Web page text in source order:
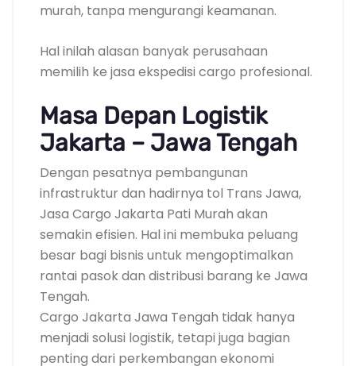
murah, tanpa mengurangi keamanan.
Hal inilah alasan banyak perusahaan
memilih ke jasa ekspedisi cargo profesional.
Masa Depan Logistik
Jakarta – Jawa Tengah
Dengan pesatnya pembangunan
infrastruktur dan hadirnya tol Trans Jawa,
Jasa Cargo Jakarta Pati Murah akan
semakin efisien. Hal ini membuka peluang
besar bagi bisnis untuk mengoptimalkan
rantai pasok dan distribusi barang ke Jawa
Tengah.
Cargo Jakarta Jawa Tengah tidak hanya
menjadi solusi logistik, tetapi juga bagian
penting dari perkembangan ekonomi